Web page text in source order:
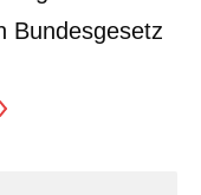
Bundesgesetz
>